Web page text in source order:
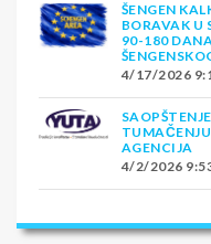
ŠENGEN
BORAVAK U
90-180
4/17/2026
AGENCIJA
4/2/2026